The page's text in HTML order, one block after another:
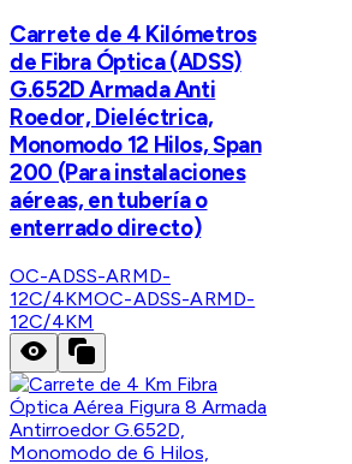
Carrete de 4 Kilómetros
de Fibra Óptica (ADSS)
G.652D Armada Anti
Roedor, Dieléctrica,
Monomodo 12 Hilos, Span
200 (Para instalaciones
aéreas, en tubería o
enterrado directo)
OC-ADSS-ARMD-
12C/4KMOC-ADSS-ARMD-
12C/4KM